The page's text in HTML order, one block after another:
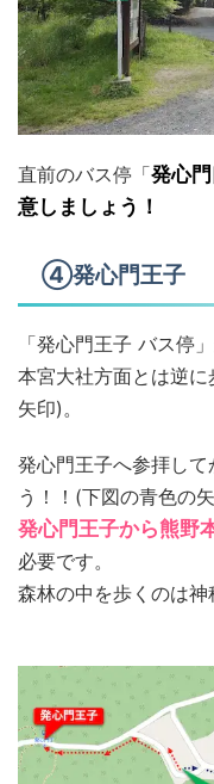
直前のバス停「発心
意しましょう！
④発心門王子
「発心門王子 バス停
本宮大社方面とは逆
矢印)。
発心門王子へ参拝し
う！！(下図の青色の
発心門王子から熊野
必要です。
森林の中を歩くのは神